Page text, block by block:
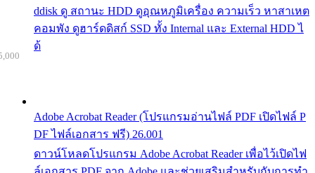
ddisk ดู สถานะ HDD ดูอุณหภูมิเครื่อง ความเร็ว หาสาเหต
คอมพัง ดูฮาร์ดดิสก์ SSD ทั้ง Internal และ External HDD ไ
ด้
Adobe Acrobat Reader (โปรแกรมอ่านไฟล์ PDF เปิดไฟล์ P
DF ไฟล์เอกสาร ฟรี) 26.001
ดาวน์โหลดโปรแกรม Adobe Acrobat Reader เพื่อไว้เปิดไฟ